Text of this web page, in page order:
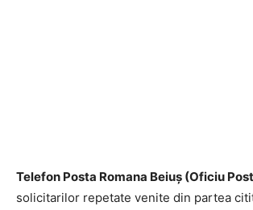
Telefon Posta Romana Beiuş (Oficiu
solicitarilor repetate venite din partea